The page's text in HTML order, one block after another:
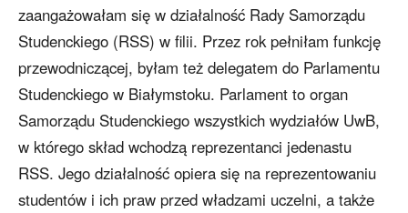
zaangażowałam się w działalność Rady Samorządu
Studenckiego (RSS) w filii. Przez rok pełniłam funkcję
przewodniczącej, byłam też delegatem do Parlamentu
Studenckiego w Białymstoku. Parlament to organ
Samorządu Studenckiego wszystkich wydziałów UwB,
w którego skład wchodzą reprezentanci jedenastu
RSS. Jego działalność opiera się na reprezentowaniu
studentów i ich praw przed władzami uczelni, a także